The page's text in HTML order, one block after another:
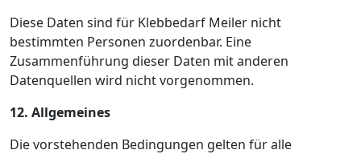
Diese Daten sind für Klebbedarf Meiler nicht
bestimmten Personen zuordenbar. Eine
Zusammenführung dieser Daten mit anderen
Datenquellen wird nicht vorgenommen.
12. Allgemeines
Die vorstehenden Bedingungen gelten für alle